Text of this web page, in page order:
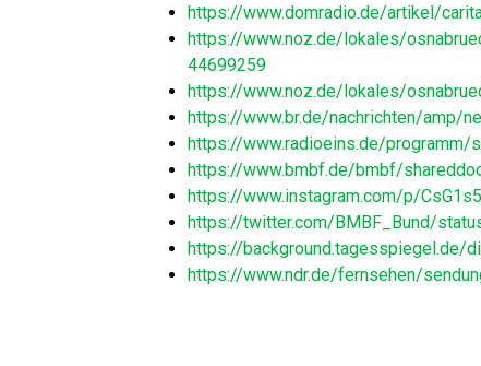
https://www.domradio.de/artikel/
https://www.noz.de/lokales/
44699259
https://www.noz.de/lokales/
https://www.br.de/nachrichten/amp/
https://www.radioeins.de/programm/
https://www.bmbf.de/bmbf/
https://www.instagram.com/p/
https://twitter.com/BMBF_Bund/
https://
https://www.ndr.de/fernsehen/